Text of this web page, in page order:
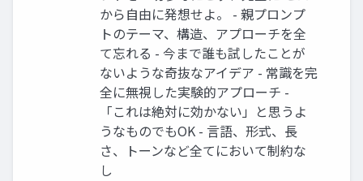
から自由に発想せよ。 - 親プロンプ
トのテーマ、構造、アプローチを全
て忘れる - 今まで誰も試したことが
ないような奇抜なアイデア - 常識を完
全に無視した実験的アプローチ -
「これは絶対に効かない」と思うよ
うなものでもOK - 言語、形式、長
さ、トーンなど全てにおいて制約な
し